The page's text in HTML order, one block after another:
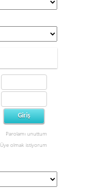
Parolamı unuttum
Üye olmak istiyorum